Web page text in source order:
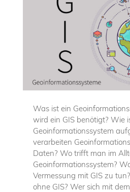
Was ist ein
wird ein GIS benötigt? Wie
Geoinformationssystem
verarbeiten
Daten? Wo trifft man im
Geoinformationssystem?
Vermessung mit GIS zu
ohne GIS? Wer sich mit